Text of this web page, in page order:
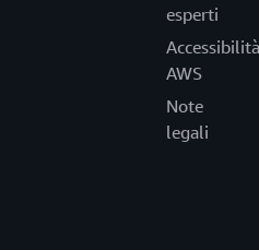
esperti
Accessibilità
AWS
Note
legali